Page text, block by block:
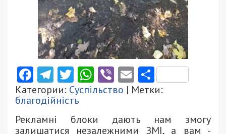
Facebook
Telegram
Twitter
WhatsApp
ViberEmail
Категории: Суспільство | Метки:
благодійність
Рекламні блоки дають нам змогу
залишатися незалежними ЗМІ, а вам -